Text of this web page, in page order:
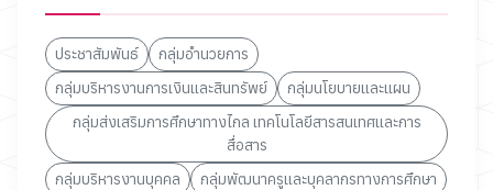
ประชาสัมพันธ์
กลุ่มอำนวยการ
กลุ่มบริหารงานการเงินและสินทรัพย์
กลุ่มนโยบายและแผน
กลุ่มส่งเสริมการศึกษาทางไกล เทคโนโลยีสารสนเทศและการ
สื่อสาร
กลุ่มบริหารงานบุคคล
กลุ่มพัฒนาครูและบุคลากรทางการศึกษา